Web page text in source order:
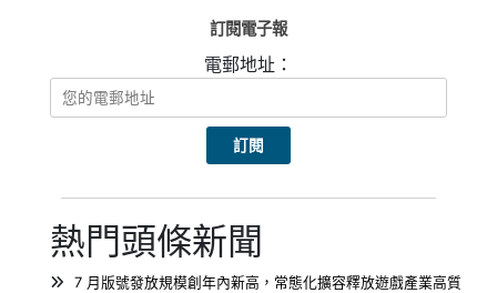
訂閱電子報
電郵地址：
熱門頭條新聞
7 月版號發放規模創年內新高，常態化擴容釋放遊戲產業高質